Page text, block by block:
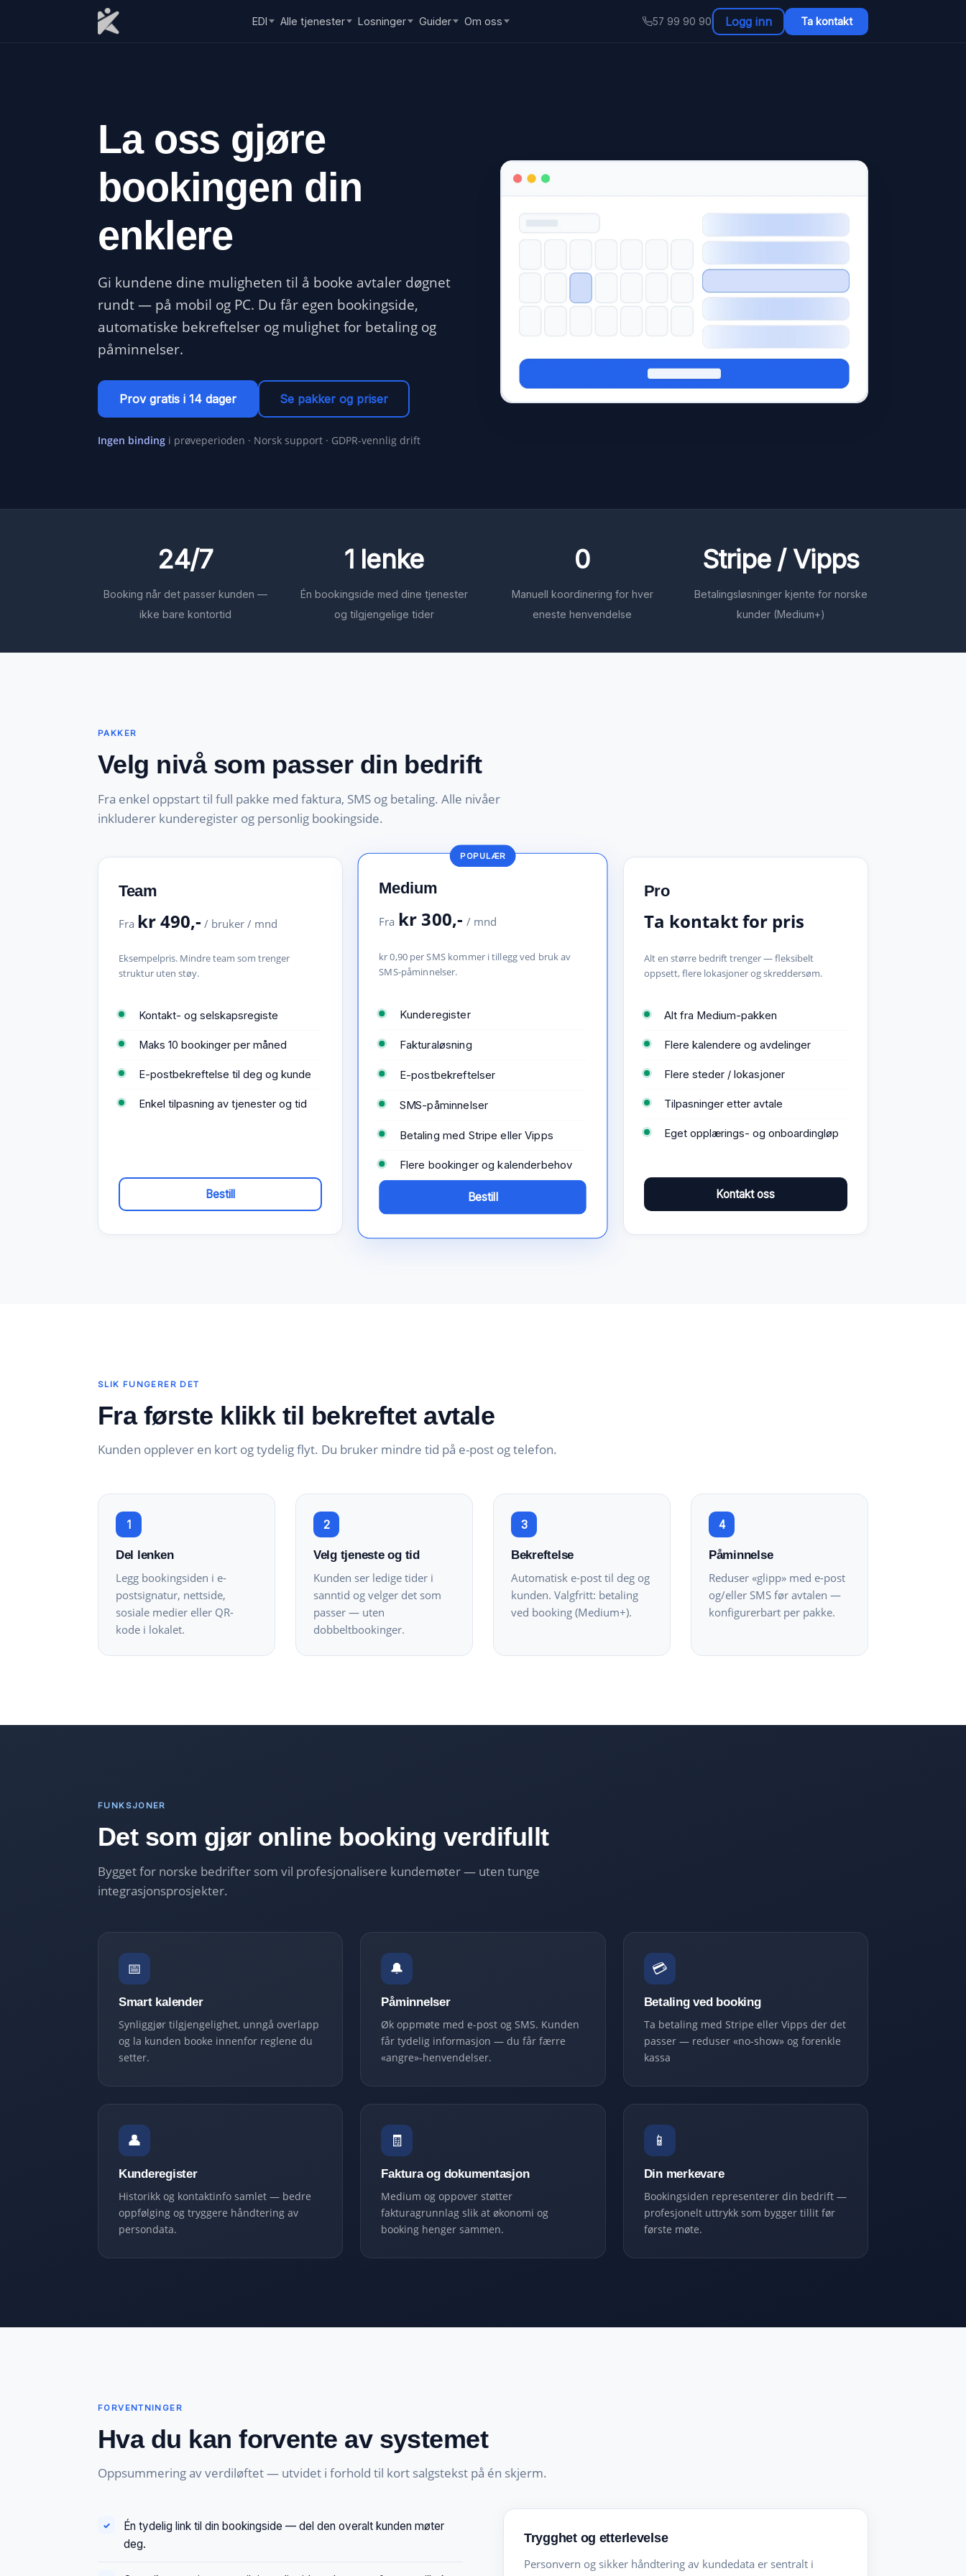
EDI Alle tjenester Losninger Guider Om oss 57 99 90 90 Logg inn Ta kontakt
La oss gjøre
bookingen din
enklere
Gi kundene dine muligheten til å booke avtaler døgnet
rundt — på mobil og PC. Du får egen bookingside,
automatiske bekreftelser og mulighet for betaling og
påminnelser.
Prov gratis i 14 dager Se pakker og priser
Ingen binding i prøveperioden · Norsk support · GDPR-vennlig drift
24/7
Booking når det passer kunden —
ikke bare kontortid
1 lenke
Én bookingside med dine tjenester
og tilgjengelige tider
0
Manuell koordinering for hver
eneste henvendelse
Stripe / Vipps
Betalingsløsninger kjente for norske
kunder (Medium+)
PAKKER
Velg nivå som passer din bedrift
Fra enkel oppstart til full pakke med faktura, SMS og betaling. Alle nivåer
inkluderer kunderegister og personlig bookingside.
Team
Fra kr 490,- / bruker / mnd
Eksempelpris. Mindre team som trenger
struktur uten støy.
Kontakt- og selskapsregiste
Maks 10 bookinger per måned
E-postbekreftelse til deg og kunde
Enkel tilpasning av tjenester og tid
Bestill
POPULÆR
Medium
Fra kr 300,- / mnd
kr 0,90 per SMS kommer i tillegg ved bruk av
SMS-påminnelser.
Kunderegister
Fakturaløsning
E-postbekreftelser
SMS-påminnelser
Betaling med Stripe eller Vipps
Flere bookinger og kalenderbehov
Bestill
Pro
Ta kontakt for pris
Alt en større bedrift trenger — fleksibelt
oppsett, flere lokasjoner og skreddersøm.
Alt fra Medium-pakken
Flere kalendere og avdelinger
Flere steder / lokasjoner
Tilpasninger etter avtale
Eget opplærings- og onboardingløp
Kontakt oss
SLIK FUNGERER DET
Fra første klikk til bekreftet avtale
Kunden opplever en kort og tydelig flyt. Du bruker mindre tid på e-post og telefon.
1
Del lenken
Legg bookingsiden i e-
postsignatur, nettside,
sosiale medier eller QR-
kode i lokalet.
2
Velg tjeneste og tid
Kunden ser ledige tider i
sanntid og velger det som
passer — uten
dobbeltbookinger.
3
Bekreftelse
Automatisk e-post til deg og
kunden. Valgfritt: betaling
ved booking (Medium+).
4
Påminnelse
Reduser «glipp» med e-post
og/eller SMS før avtalen —
konfigurerbart per pakke.
FUNKSJONER
Det som gjør online booking verdifullt
Bygget for norske bedrifter som vil profesjonalisere kundemøter — uten tunge
integrasjonsprosjekter.
📅
Smart kalender
Synliggjør tilgjengelighet, unngå overlapp
og la kunden booke innenfor reglene du
setter.
🔔
Påminnelser
Øk oppmøte med e-post og SMS. Kunden
får tydelig informasjon — du får færre
«angre»-henvendelser.
💳
Betaling ved booking
Ta betaling med Stripe eller Vipps der det
passer — reduser «no-show» og forenkle
kassa
👤
Kunderegister
Historikk og kontaktinfo samlet — bedre
oppfølging og tryggere håndtering av
persondata.
🧾
Faktura og dokumentasjon
Medium og oppover støtter
fakturagrunnlag slik at økonomi og
booking henger sammen.
📱
Din merkevare
Bookingsiden representerer din bedrift —
profesjonelt uttrykk som bygger tillit før
første møte.
FORVENTNINGER
Hva du kan forvente av systemet
Oppsummering av verdiløftet — utvidet i forhold til kort salgstekst på én skjerm.
Én tydelig link til din bookingside — del den overalt kunden møter
deg.
Trygghet og etterlevelse
Personvern og sikker håndtering av kundedata er sentralt i